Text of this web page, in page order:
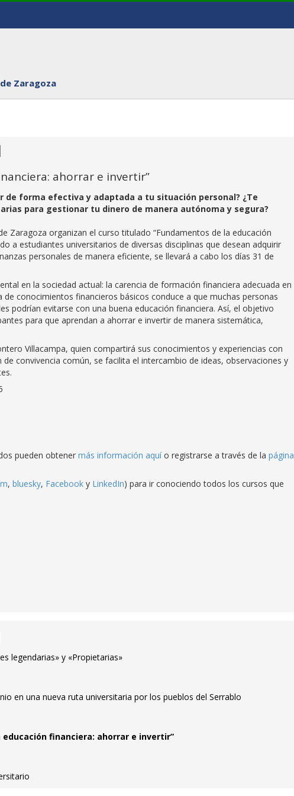
Zaragoza
ahorrar e invertir”
forma efectiva y adaptada a tu situación personal? ¿Te
para gestionar tu dinero de manera autónoma y segura?
Zaragoza organizan el curso titulado “Fundamentos de la educación
a estudiantes universitarios de diversas disciplinas que desean adquirir
personales de manera eficiente, se llevará a cabo los días 31 de
en la sociedad actual: la carencia de formación financiera adecuada en
de conocimientos financieros básicos conduce a que muchas personas
podrían evitarse con una buena educación financiera. Así, el objetivo
para que aprendan a ahorrar e invertir de manera sistemática,
Villacampa, quien compartirá sus conocimientos y experiencias con
convivencia común, se facilita el intercambio de ideas, observaciones y
pueden obtener más información aquío registrarse a través de la página
, bluesky, Facebook y LinkedIn) para ir conociendo todos los cursos que
legendarias» y «Propietarias»
en una nueva ruta universitaria por los pueblos del Serrablo
educación financiera: ahorrar e invertir”